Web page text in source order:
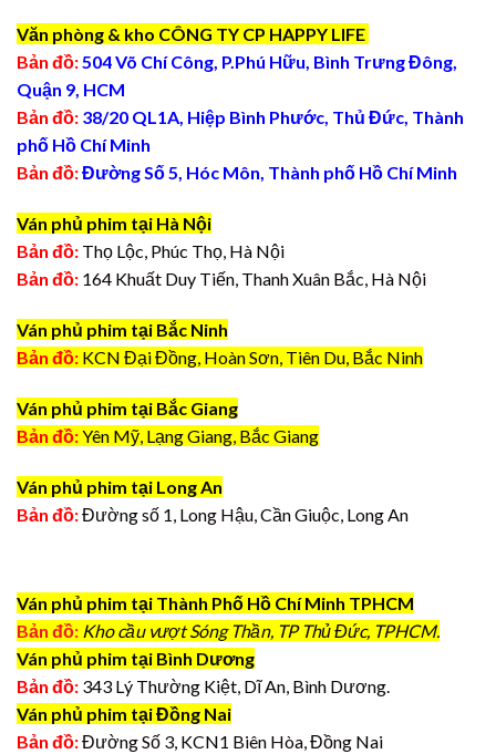
Văn phòng & kho CÔNG TY CP HAPPY LIFE
Bản đồ:504 Võ Chí Công, P.Phú Hữu, Bình Trưng Đông,
Quận 9, HCM
Bản đồ: 38/20 QL1A, Hiệp Bình Phước, Thủ Đức, Thành
phố Hồ Chí Minh
Bản đồ:Đường Số 5, Hóc Môn, Thành phố Hồ Chí Minh
Ván phủ phim tại Hà Nội
Bản đồ: Thọ Lộc, Phúc Thọ, Hà Nội
Bản đồ: 164 Khuất Duy Tiến, Thanh Xuân Bắc, Hà Nội
Ván phủ phim tại Bắc Ninh
Bản đồ: KCN Đại Đồng, Hoàn Sơn, Tiên Du, Bắc Ninh
Ván phủ phim tại Bắc Giang
Bản đồ:Yên Mỹ, Lạng Giang, Bắc Giang
Ván phủ phim tại Long An
Bản đồ:Đường số 1, Long Hậu, Cần Giuộc, Long An
Ván phủ phim tại Thành Phố Hồ Chí Minh TPHCM
Bản đồ: Kho cầu vượt Sóng Thần, TP Thủ Đức, TPHCM.
Ván phủ phim tại Bình Dương
Bản đồ: 343 Lý Thường Kiệt, Dĩ An, Bình Dương.
Ván phủ phim tại Đồng Nai
Bản đồ:Đường Số 3, KCN1 Biên Hòa, Đồng Nai